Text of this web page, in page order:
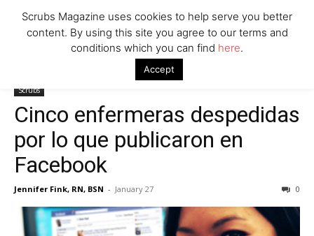
Cinco enfermeras despedidas por lo que
Scrubs
Cinco enfermeras despedidas
por lo que publicaron en
Facebook
Jennifer Fink, RN, BSN - January 27 0
Scrubs Magazine uses cookies to help serve you better
content. By using this site you agree to our terms and
conditions which you can find here.
Accept